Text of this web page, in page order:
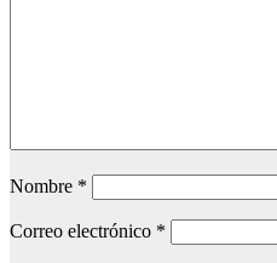
Nombre *
Correo electrónico *